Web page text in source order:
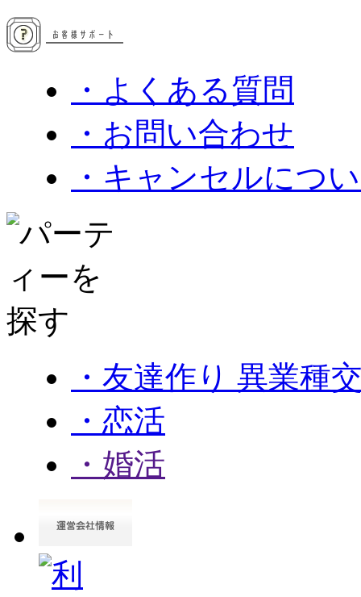
・よくある質問
・お問い合わせ
・キャンセルにつ
・友達作り 異業種
・恋活
・婚活